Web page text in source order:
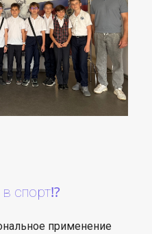
в спорт⁉️
применение